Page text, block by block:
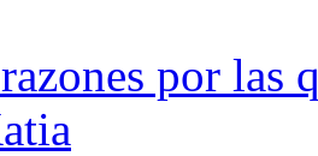
por las